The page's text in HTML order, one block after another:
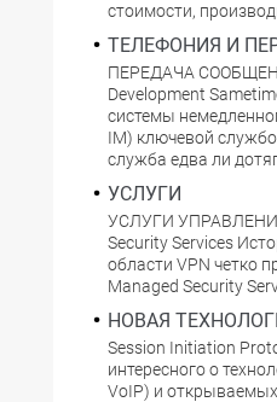
стоимости,
ТЕЛЕФОНИЯ И
ПЕРЕДАЧА
Development
системы
IM) ключевой
служба едва ли
УСЛУГИ
УСЛУГИ
Security Services
области VPN четко
Managed Security
НОВАЯ
Session Initiation
интересного о
VoIP) и